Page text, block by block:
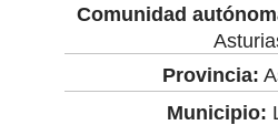
Comunidad
Provincia:
Municipio: